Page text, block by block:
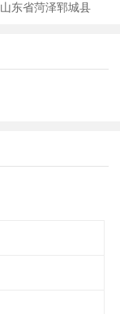
山东省菏泽郓城县